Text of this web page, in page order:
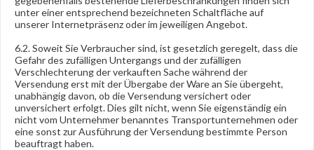
unter einer entsprechend bezeichneten Schaltfläche auf
unserer Internetpräsenz oder im jeweiligen Angebot.
6.2. Soweit Sie Verbraucher sind, ist gesetzlich geregelt, dass die
Gefahr des zufälligen Untergangs und der zufälligen
Verschlechterung der verkauften Sache während der
Versendung erst mit der Übergabe der Ware an Sie übergeht,
unabhängig davon, ob die Versendung versichert oder
unversichert erfolgt. Dies gilt nicht, wenn Sie eigenständig ein
nicht vom Unternehmer benanntes Transportunternehmen oder
eine sonst zur Ausführung der Versendung bestimmte Person
beauftragt haben.